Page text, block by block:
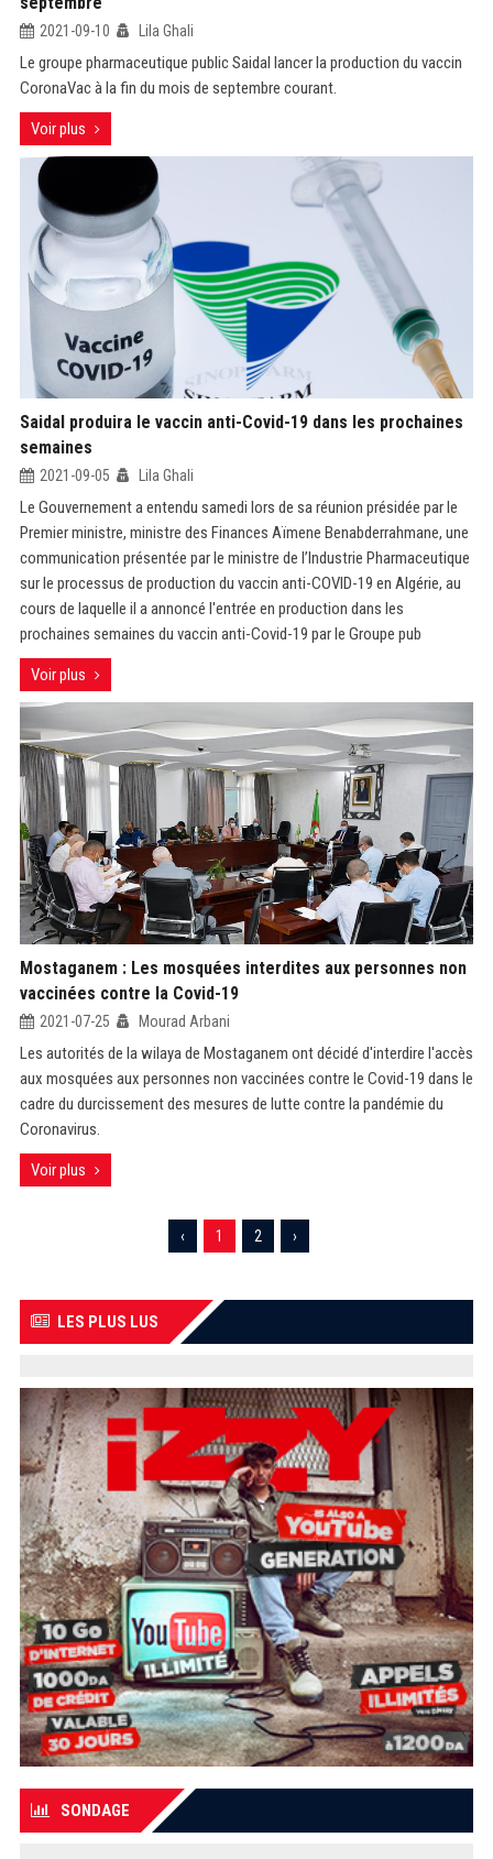
2021-09-10 Lila Ghali
Le groupe pharmaceutique public Saidal lancer la production du vaccin
CoronaVac à la fin du mois de septembre courant.
Voir plus
Saidal produira le vaccin anti-Covid-19 dans les prochaines
semaines
2021-09-05 Lila Ghali
Le Gouvernement a entendu samedi lors de sa réunion présidée par le
Premier ministre, ministre des Finances Aïmene Benabderrahmane, une
communication présentée par le ministre de l’Industrie Pharmaceutique
sur le processus de production du vaccin anti-COVID-19 en Algérie, au
cours de laquelle il a annoncé l'entrée en production dans les
prochaines semaines du vaccin anti-Covid-19 par le Groupe pub
Voir plus
Mostaganem : Les mosquées interdites aux personnes non
vaccinées contre la Covid-19
2021-07-25 Mourad Arbani
Les autorités de la wilaya de Mostaganem ont décidé d'interdire l'accès
aux mosquées aux personnes non vaccinées contre le Covid-19 dans le
cadre du durcissement des mesures de lutte contre la pandémie du
Coronavirus.
Voir plus
‹ 1 2 ›
LES PLUS LUS
SONDAGE